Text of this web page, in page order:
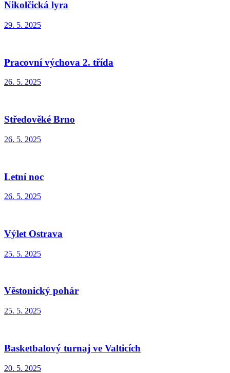
Nikolčická lyra
29. 5. 2025
Pracovní výchova 2. třída
26. 5. 2025
Středověké Brno
26. 5. 2025
Letní noc
26. 5. 2025
Výlet Ostrava
25. 5. 2025
Věstonický pohár
25. 5. 2025
Basketbalový turnaj ve Valticích
20. 5. 2025